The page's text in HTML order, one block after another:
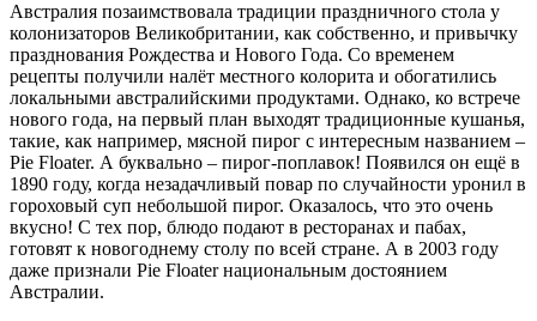
Австралия позаимствовала традиции праздничного стола у
колонизаторов Великобритании, как собственно, и привычку
празднования Рождества и Нового Года. Со временем
рецепты получили налёт местного колорита и обогатились
локальными австралийскими продуктами. Однако, ко встрече
нового года, на первый план выходят традиционные кушанья,
такие, как например, мясной пирог с интересным названием –
Pie Floater. А буквально – пирог-поплавок! Появился он ещё в
1890 году, когда незадачливый повар по случайности уронил в
гороховый суп небольшой пирог. Оказалось, что это очень
вкусно! С тех пор, блюдо подают в ресторанах и пабах,
готовят к новогоднему столу по всей стране. А в 2003 году
даже признали Pie Floater национальным достоянием
Австралии.